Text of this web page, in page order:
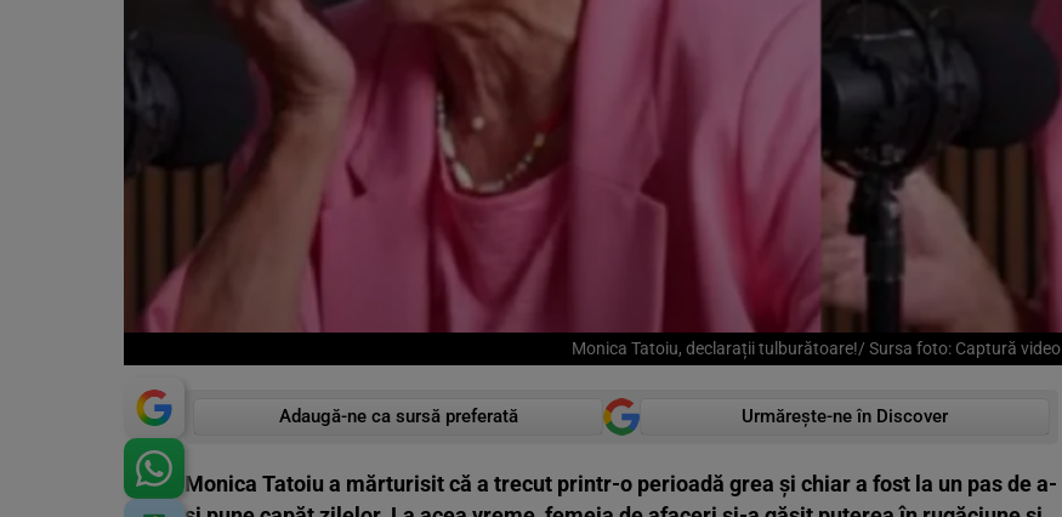
Monica Tatoiu, declarații tulburătoare!/ Sursa foto: Captură video
Adaugă-ne ca sursă preferată Urmărește-ne în Discover
Monica Tatoiu a mărturisit că a trecut printr-o perioadă grea și chiar a fost la un pas de a-